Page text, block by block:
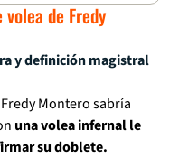
volea de Fredy
y definición magistral
Montero sabría
una volea infernal le
su doblete.